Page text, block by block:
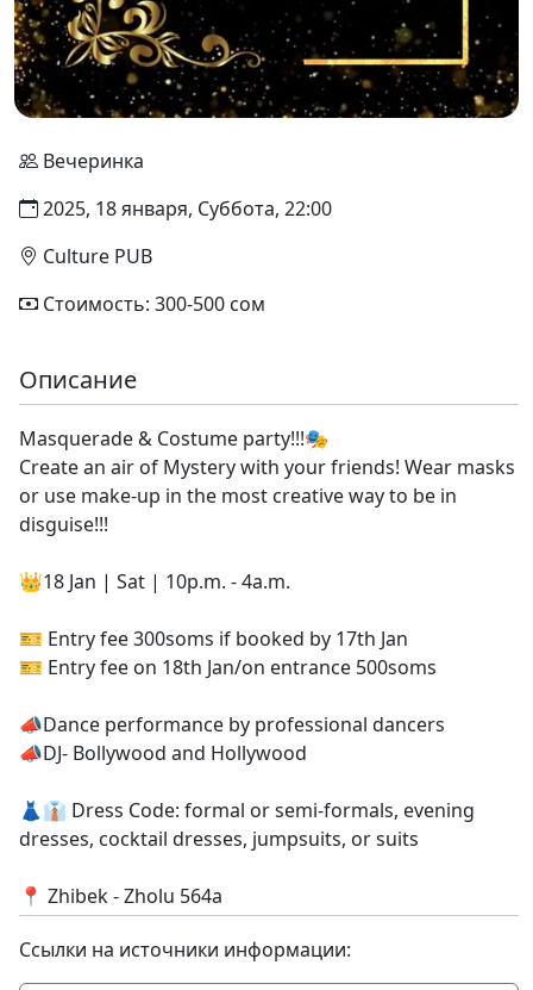
Вечеринка
2025, 18 января, Суббота, 22:00
Culture PUB
Стоимость: 300-500 сом
Описание
Masquerade & Costume party!!!🎭
Create an air of Mystery with your friends! Wear masks
or use make-up in the most creative way to be in
disguise!!!
👑18 Jan | Sat | 10p.m. - 4a.m.
🎫 Entry fee 300soms if booked by 17th Jan
🎫 Entry fee on 18th Jan/on entrance 500soms
📣Dance performance by professional dancers
📣DJ- Bollywood and Hollywood
👗👔 Dress Code: formal or semi-formals, evening
dresses, cocktail dresses, jumpsuits, or suits
📍 Zhibek - Zholu 564a
Ссылки на источники информации: